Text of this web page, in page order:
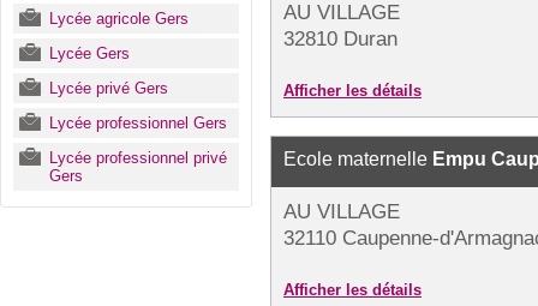
Lycée agricole Gers
Lycée Gers
Lycée privé Gers
Lycée professionnel Gers
Lycée professionnel privé
Gers
AU VILLAGE
32810 Duran
Afficher les détails
Ecole maternelle Empu
AU VILLAGE
32110 Caupenne-
Afficher les détails